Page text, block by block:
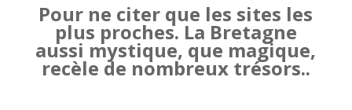
Pour ne citer que les sites les
plus proches. La Bretagne
aussi mystique, que magique,
recèle de nombreux trésors..